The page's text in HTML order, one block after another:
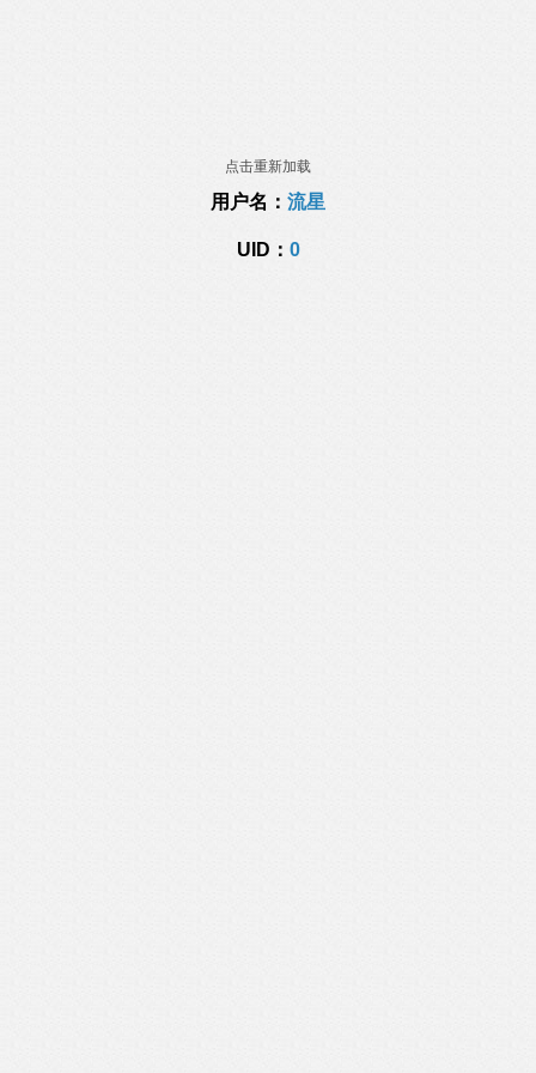
点击重新加载
用户名： 流星
UID： 0